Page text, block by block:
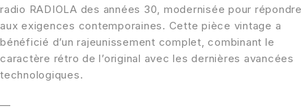
radio RADIOLA des années 30, modernisée pour répondre
aux exigences contemporaines. Cette pièce vintage a
bénéficié d’un rajeunissement complet, combinant le
caractère rétro de l’original avec les dernières avancées
technologiques.
—